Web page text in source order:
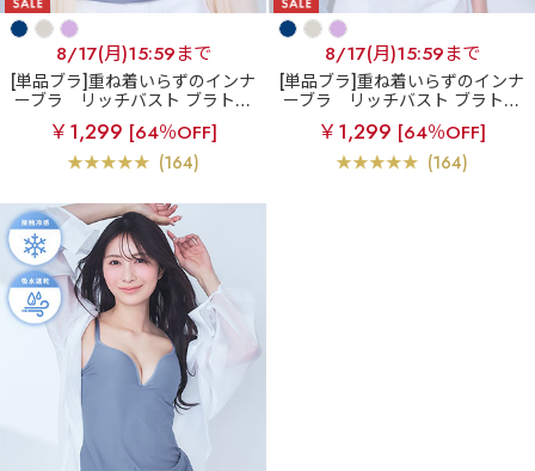
8/17(月)15:59まで
[単品ブラ]重ね着いらずのインナ
ーブラ
リッチバスト ブラトッ
プ (ワイヤー入り)
￥1,299 [64％OFF]
(164)
8/17(月)15:59まで
[単品ブラ]重ね着いらずのインナ
ーブラ
リッチバスト ブラトッ
プ (ワイヤー入り)
￥1,299 [64％OFF]
(164)